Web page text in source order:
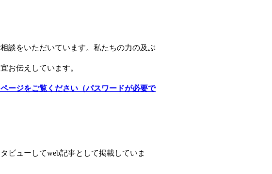
談をいただいています。私たちの力の及ぶ
お伝えしています。
ージをご覧ください（パスワードが必要で
ビューしてweb記事として掲載していま